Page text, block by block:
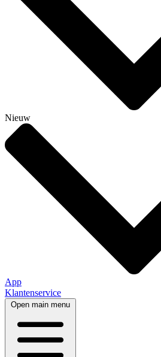
Nieuw
App
Klantenservice
Open main menu